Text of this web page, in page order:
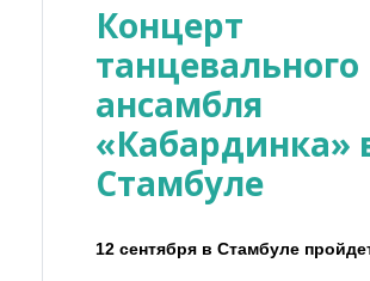
Концерт
танцевального
ансамбля
«Кабардинка»
Стамбуле
12 сентября в Стамбуле